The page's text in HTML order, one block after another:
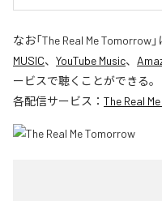
なお「The Real Me Tomorrow
MUSIC、 YouTube Music、
ービスで聴くことができる。
各配信サービス： The Real